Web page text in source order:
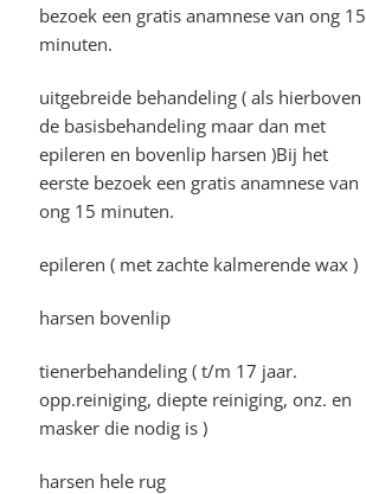
bezoek een gratis anamnese van ong 15
minuten.
uitgebreide behandeling ( als hierboven
de basisbehandeling maar dan met
epileren en bovenlip harsen )Bij het
eerste bezoek een gratis anamnese van
ong 15 minuten.
epileren ( met zachte kalmerende wax )
harsen bovenlip
tienerbehandeling ( t/m 17 jaar.
opp.reiniging, diepte reiniging, onz. en
masker die nodig is )
harsen hele rug